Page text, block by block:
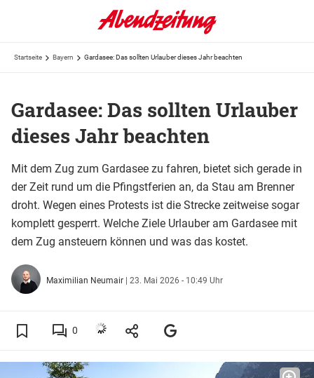
Startseite Bayern Gardasee: Das sollten Urlauber dieses Jahr beachten
Gardasee: Das sollten Urlauber
dieses Jahr beachten
Mit dem Zug zum Gardasee zu fahren, bietet sich gerade in
der Zeit rund um die Pfingstferien an, da Stau am Brenner
droht. Wegen eines Protests ist die Strecke zeitweise sogar
komplett gesperrt. Welche Ziele Urlauber am Gardasee mit
dem Zug ansteuern können und was das kostet.
Maximilian Neumair | 23. Mai 2026 - 10:49 Uhr
0